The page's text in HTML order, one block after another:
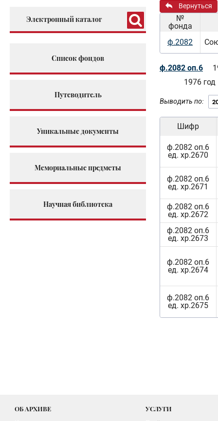
Электронный каталог
Список фондов
Путеводитель
Уникальные документы
Мемориальные предметы
Научная библиотека
Вернуться
№
фонда
ф.2082
ф.2082 оп.6
1976 год
Выводить по:
Шифр
ф.2082 оп.6
ед. хр.2670
ф.2082 оп.6
ед. хр.2671
ф.2082 оп.6
ед. хр.2672
ф.2082 оп.6
ед. хр.2673
ф.2082 оп.6
ед. хр.2674
ф.2082 оп.6
ед. хр.2675
ОБ АРХИВЕ УСЛУГИ